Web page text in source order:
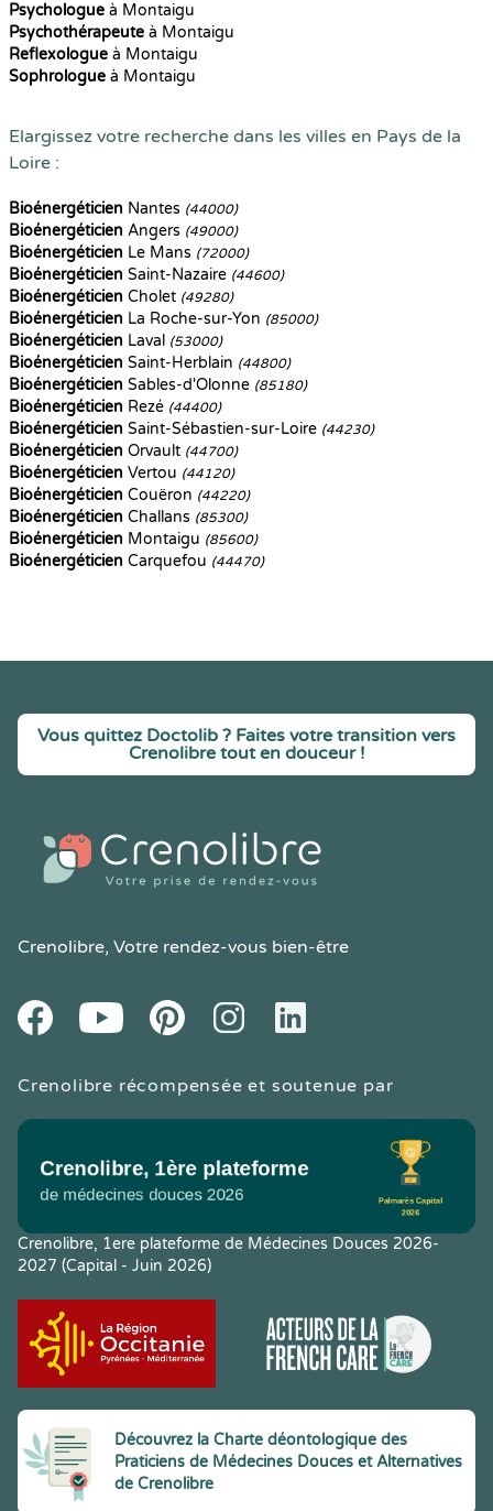
Psychologue à Montaigu
Psychothérapeute à Montaigu
Reflexologue à Montaigu
Sophrologue à Montaigu
Elargissez votre recherche dans les villes en Pays de la
Loire :
Bioénergéticien Nantes (44000)
Bioénergéticien Angers (49000)
Bioénergéticien Le Mans (72000)
Bioénergéticien Saint-Nazaire (44600)
Bioénergéticien Cholet (49280)
Bioénergéticien La Roche-sur-Yon (85000)
Bioénergéticien Laval (53000)
Bioénergéticien Saint-Herblain (44800)
Bioénergéticien Sables-d'Olonne (85180)
Bioénergéticien Rezé (44400)
Bioénergéticien Saint-Sébastien-sur-Loire (44230)
Bioénergéticien Orvault (44700)
Bioénergéticien Vertou (44120)
Bioénergéticien Couëron (44220)
Bioénergéticien Challans (85300)
Bioénergéticien Montaigu (85600)
Bioénergéticien Carquefou (44470)
Vous quittez Doctolib ? Faites votre transition vers
Crenolibre tout en douceur !
Crenolibre, Votre rendez-vous bien-être
FacebookYoutube PinteresetInstagramLinkedIn
Crenolibre récompensée et soutenue par
Crenolibre, 1ere plateforme de Médecines Douces 2026-
2027 (Capital - Juin 2026)
Découvrez la Charte déontologique des
Praticiens de Médecines Douces et Alternatives
de Crenolibre